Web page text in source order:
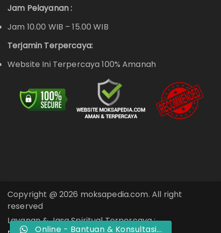
Jam Pelayanan :
Jam 10.00 WIB – 15.00 WIB
Terjamin Terpercaya:
Website Ini Terpercaya 100% Amanah
Copyright @ 2026 moksapedia.com. All right
reserved
Layanan & Jasa Spiritual Terpercaya :
Online - Bantuan & Konsultasi...